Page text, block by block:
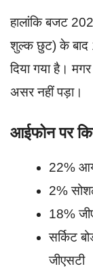
हालांकि बजट
शुल्क छुट) के बाद
दिया गया है।
असर नहीं पड़ा।
आईफोन पर
22%
2%
18%
सर्किट
जीएसटी